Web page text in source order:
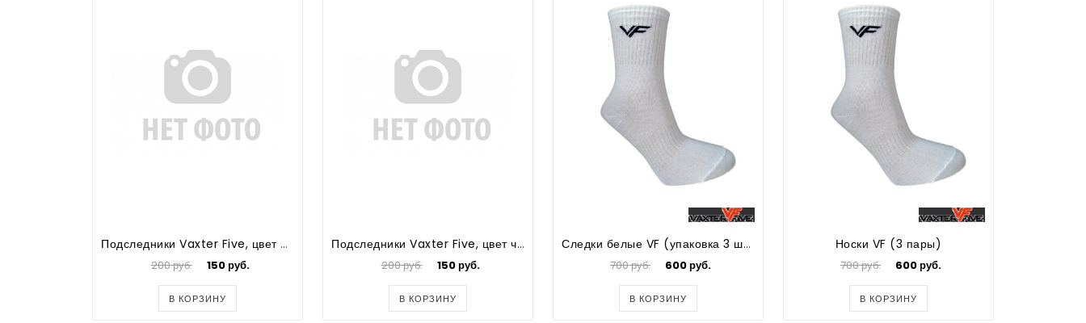
Подследники Vaxter Five, цвет белый
200 руб. 150 руб.
В КОРЗИНУ
Подследники Vaxter Five, цвет черный
200 руб. 150 руб.
В КОРЗИНУ
Следки белые VF (упаковка 3 шт.)
700 руб. 600 руб.
В КОРЗИНУ
Носки VF (3 пары)
700 руб. 600 руб.
В КОРЗИНУ